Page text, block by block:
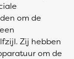
om de
Zij hebben
om de